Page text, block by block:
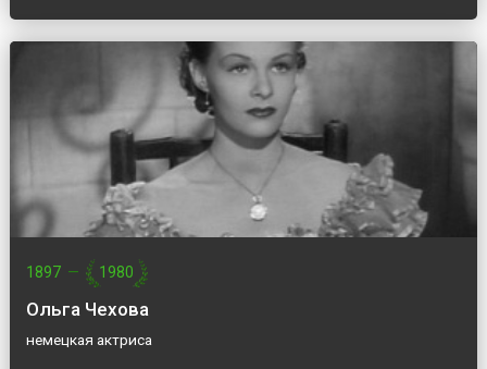
1897 — 1980
Ольга Чехова
немецкая актриса